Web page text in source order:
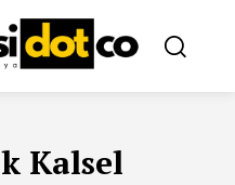
Kalsel